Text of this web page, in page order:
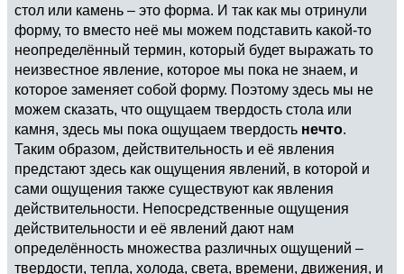
стол или камень – это форма. И так как мы отринули
форму, то вместо неё мы можем подставить какой-то
неопределённый термин, который будет выражать то
неизвестное явление, которое мы пока не знаем, и
которое заменяет собой форму. Поэтому здесь мы не
можем сказать, что ощущаем твердость стола или
камня, здесь мы пока ощущаем твердость нечто.
Таким образом, действительность и её явления
предстают здесь как ощущения явлений, в которой и
сами ощущения также существуют как явления
действительности. Непосредственные ощущения
действительности и её явлений дают нам
определённость множества различных ощущений –
твердости, тепла, холода, света, времени, движения, и